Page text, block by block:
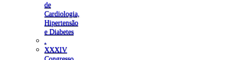
de
Cardiologia,
Hipertensão
e Diabetes
XXXIV